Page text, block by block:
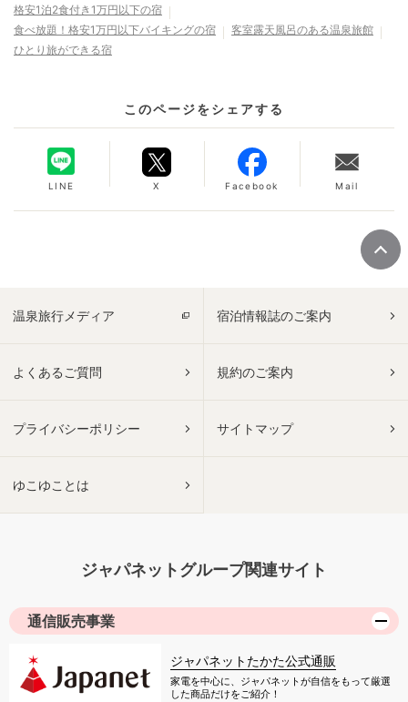
格安1泊2食付き1万円以下の宿
食べ放題！格安1万円以下バイキングの宿
客室露天風呂のある温泉旅館
ひとり旅ができる宿
このページをシェアする
LINE X Facebook Mail
温泉旅行メディア 宿泊情報誌のご案内
よくあるご質問 規約のご案内
プライバシーポリシー サイトマップ
ゆこゆことは
ジャパネットグループ関連サイト
通信販売事業
ジャパネットたかた公式通販
家電を中心に、ジャパネットが自信をもって厳選
した商品だけをご紹介！